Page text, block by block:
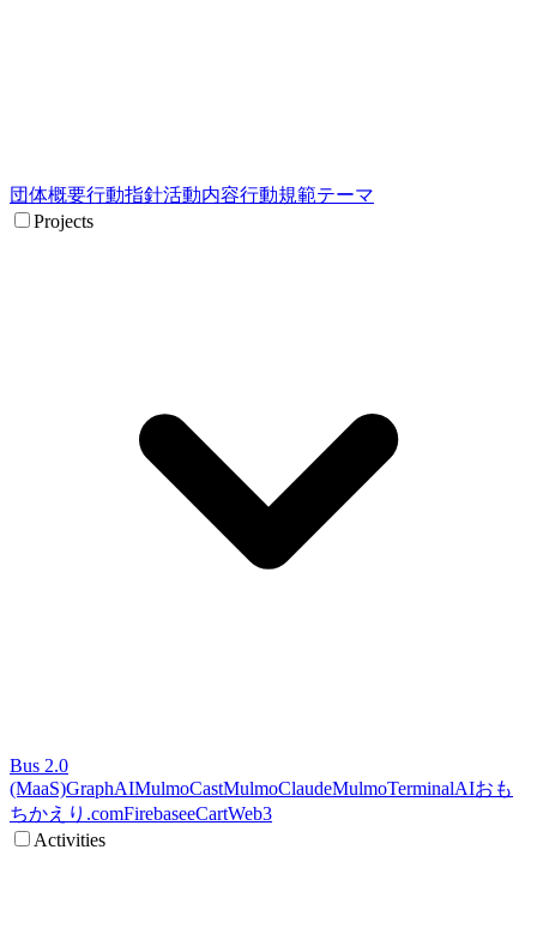
団体概要行動指針活動内容行動規範テーマ
Projects
Bus 2.0
(MaaS)GraphAIMulmoCastMulmoClaudeMulmoTerminalAIおも
ちかえり.comFirebaseeCartWeb3
Activities